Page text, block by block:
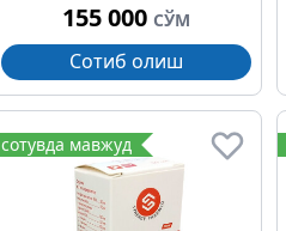
155 000 СЎМ
Сотиб олиш
сотувда мавжуд